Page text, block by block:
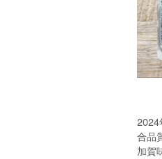
2024
合品
加賀